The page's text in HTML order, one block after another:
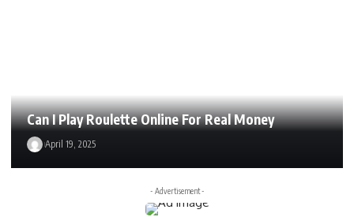
Can I Play Roulette Online For Real Money
April 19, 2025
- Advertisement -